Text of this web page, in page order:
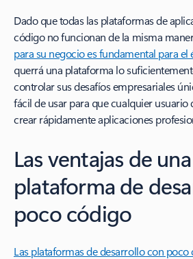
Dado que todas las plataformas de
código no funcionan de la misma
para su negocio es fundamental para el
querrá una plataforma lo
controlar sus desafíos empresariales
fácil de usar para que cualquier usuario
crear rápidamente aplicaciones
Las ventajas de una
plataforma de
poco código
Las plataformas de desarrollo con poco